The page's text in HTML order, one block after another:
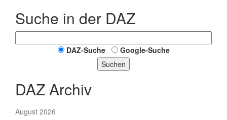
Suche in der DAZ
DAZ-Suche
Google-Suche
Suchen
DAZ Archiv
August 2026